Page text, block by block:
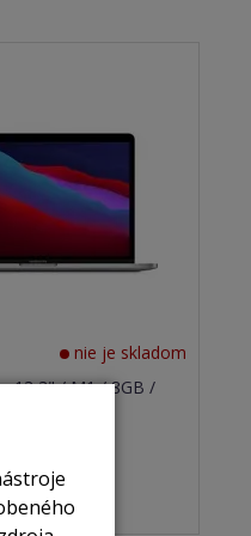
nie je skladom
13,3" / M1 / 8GB /